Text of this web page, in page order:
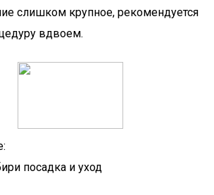
слишком крупное, рекомендуется
вдвоем.
посадка и уход